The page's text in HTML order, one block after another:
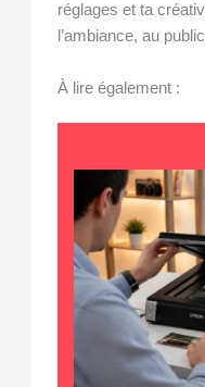
réglages et ta
l’ambiance, au
À lire également :